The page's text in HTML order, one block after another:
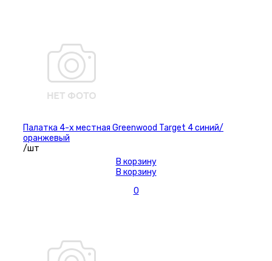
Палатка 4-х местная Greenwood Target 4 синий/
оранжевый
/шт
В корзину
В корзину
0